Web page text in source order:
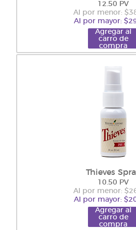
12.50 PV
Al por menor:
Al por mayor:
Agregar al
carro de
compra
Thieves
10.50 PV
Al por menor:
Al por mayor:
Agregar al
carro de
compra